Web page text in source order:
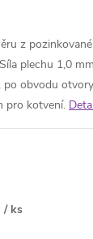
z
plechu 1,0
po obvodu
pro kotvení.
/ ks